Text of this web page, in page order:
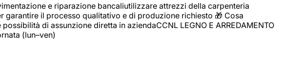
e riparazione bancaliutilizzare attrezzi della carpenteria
il processo qualitativo e di produzione richiesto 🎁 Cosa
di assunzione diretta in aziendaCCNL LEGNO E ARREDAMENTO
(lun–ven)